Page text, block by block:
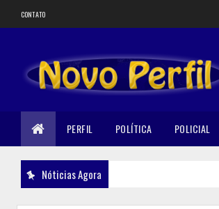
CONTATO
PERFIL POLÍTICA POLICIAL
Nóticias Agora